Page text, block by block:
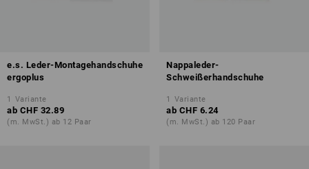
e.s. Leder-Montagehandschuhe
ergoplus
1 Variante
ab CHF 32.89
(m. MwSt.) ab 12 Paar
Nappaleder-
Schweißerhandschuhe
1 Variante
ab CHF 6.24
(m. MwSt.) ab 120 Paar